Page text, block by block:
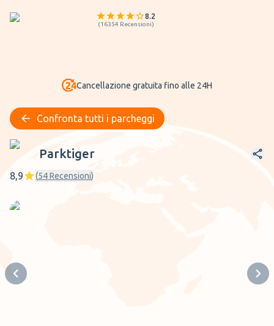
8.2
(16354 Recensioni)
Cancellazione gratuita fino alle 24H
Confronta tutti i parcheggi
Parktiger
Parktiger
8,9 (54Recensioni)
Previous slide